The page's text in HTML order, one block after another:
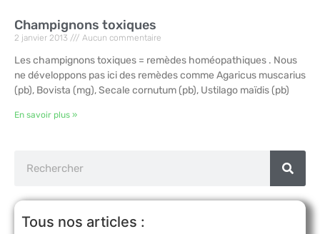
Champignons toxiques
2 janvier 2013 Aucun commentaire
Les champignons toxiques = remèdes homéopathiques . Nous
ne développons pas ici des remèdes comme Agaricus muscarius
(pb), Bovista (mg), Secale cornutum (pb), Ustilago maïdis (pb)
En savoir plus »
Tous nos articles :